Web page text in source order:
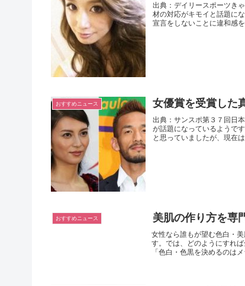
出典：デイリースポーツき
材の対応がキモイと話題に
宣言をしないことに違和感を
おすすめニュース 女優賞を受賞した
出典：サンスポ第３７回日
が話題になっているようで
と思っていましたが、現在
おすすめニュース 美肌の作り方を専
女性なら誰もが望む色白・
す。では、どのようにすれ
「色白・色黒を決めるのはメ